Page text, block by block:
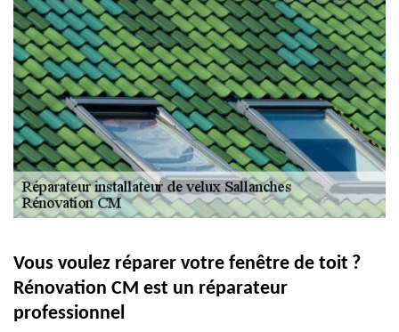
Vous voulez réparer votre fenêtre de toit ?
Rénovation CM est un réparateur
professionnel